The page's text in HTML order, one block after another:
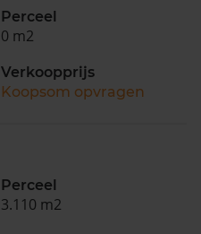
Perceel
0 m2
Verkoopprijs
Koopsom opvragen
Perceel
3.110 m2